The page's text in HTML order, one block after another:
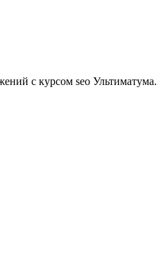
с курсом seo Ультиматума.